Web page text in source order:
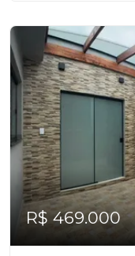
R$ 469.000